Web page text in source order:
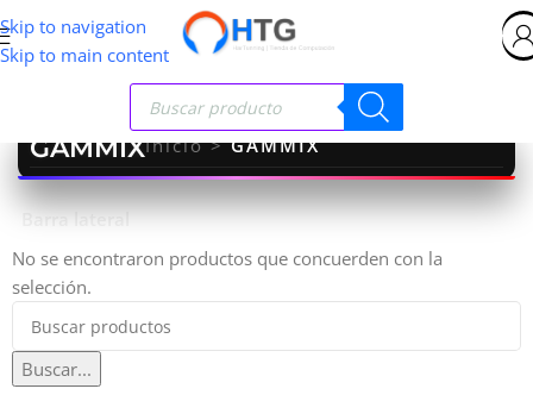
Skip to navigation
Skip to main content
GAMMIXInicio>GAMMIX
Barra lateral
No se encontraron productos que concuerden con la
selección.
Buscar...